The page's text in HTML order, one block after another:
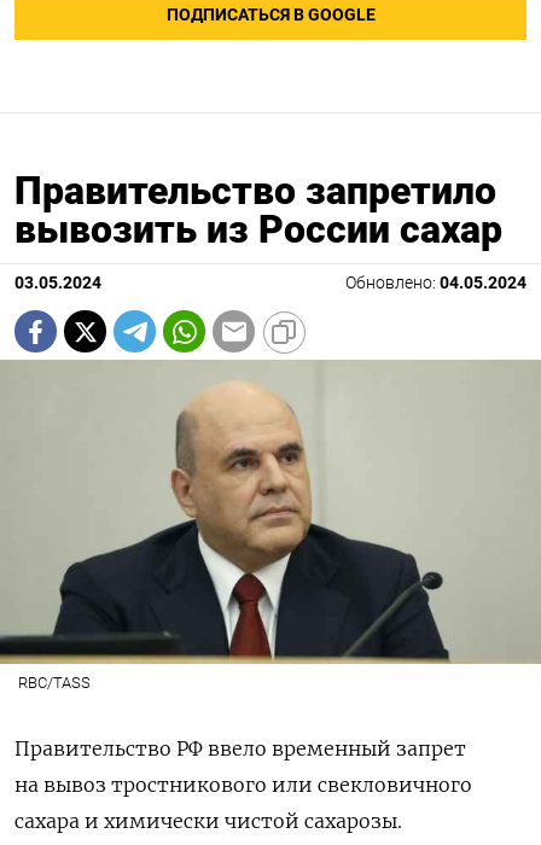
ПОДПИСАТЬСЯ В GOOGLE
Правительство запретило
вывозить из России сахар
03.05.2024 Обновлено: 04.05.2024
RBC/TASS
Правительство РФ ввело временный запрет
на вывоз тростникового или свекловичного
сахара и химически чистой сахарозы.